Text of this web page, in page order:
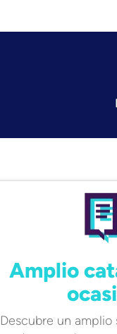
Amplio
Descubre un